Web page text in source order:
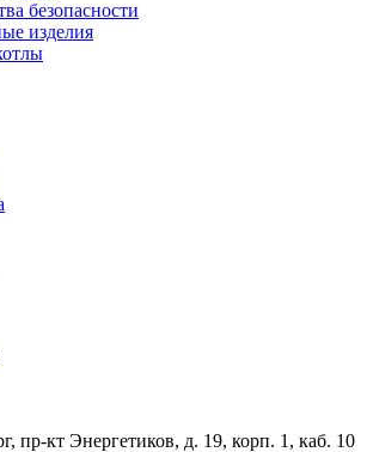
безопасности
изделия
пр-кт Энергетиков, д. 19, корп. 1, каб. 10